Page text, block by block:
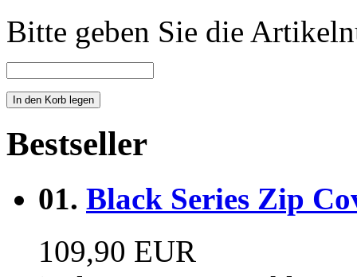
Bitte geben Sie die
Bestseller
01. Black Series Zip
109,90 EUR